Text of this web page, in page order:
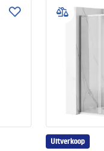
Uitverkoop